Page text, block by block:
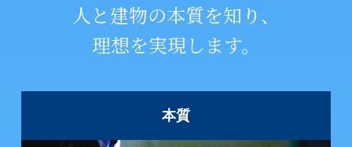
人と建物の本質を知り、
理想を実現します。
本質